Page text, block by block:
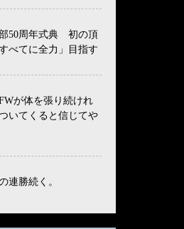
50周年式典 初の頂
べてに全力」目指す
が体を張り続けれ
いてくると信じてや
連勝続く。